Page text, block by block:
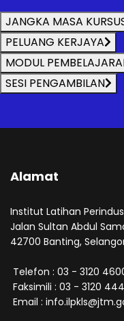
JANGKA MASA
PELUANG KERJAYA
MODUL
SESI PENGAMBILAN
Alamat
Institut Latihan
Jalan Sultan Abdul
42700 Banting,
Telefon : 03 - 3120
Faksimili : 03 - 3120
Email :